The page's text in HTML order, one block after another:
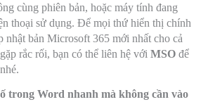
cùng phiên bản, hoặc máy tính đang
thoại sử dụng. Để mọi thứ hiển thị chính
nhật bản Microsoft 365 mới nhất cho cả
rắc rối, bạn có thể liên hệ với MSO để
trong Word nhanh mà không cần vào